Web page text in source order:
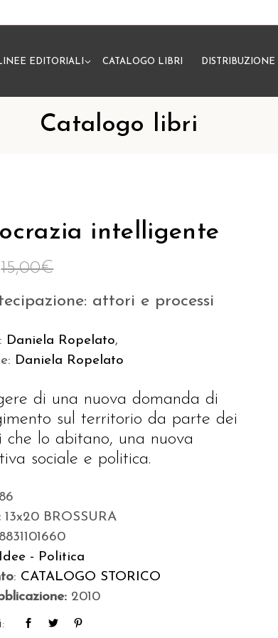
EDITORIALI CATALOGO LIBRI DISTRIBUZIONE
Catalogo libri
intelligente
15,00€
attori e processi
Daniela Ropelato,
Daniela Ropelato
di una nuova domanda di
sul territorio da parte dei
che lo abitano, una nuova
sociale e politica.
13x20 BROSSURA
Idee - Politica
: CATALOGO STORICO
2010